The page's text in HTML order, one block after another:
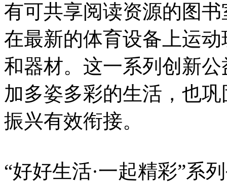
有可共享阅读资源的图
在最新的体育设备上运
和器材。这一系列创新
加多姿多彩的生活，也
振兴有效衔接。
“好好生活·一起精彩”系